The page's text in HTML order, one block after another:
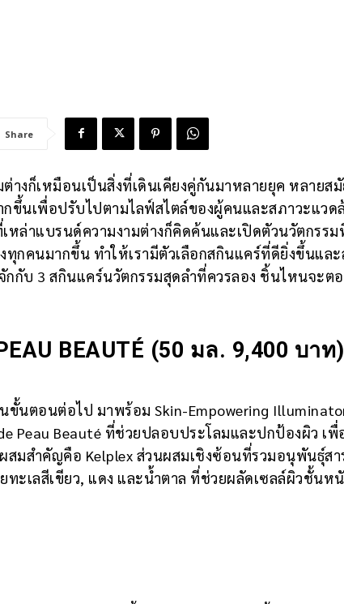
Share
างก็เหมือนเป็นสิ่งที่เดินเคียงคู่กันมาหลายยุค หลายสมั
ขึ้นเพื่อปรับไปตามไลฟ์สไตล์ของผู้คนและสภาวะแวด
ล่าแบรนด์ความงามต่างก็คิดค้นและเปิดตัวนวัตกรรม
กคนมากขึ้น ทำให้เรามีตัวเลือกสกินแคร์ที่ดียิ่งขึ้นและ
กับ 3 สกินแคร์นวัตกรรมสุดลำที่ควรลอง ชิ้นไหนจะต
BEAUTÉ (50 มล. 9,400 บาท)
ขั้นตอนต่อไป มาพร้อม Skin-Empowering
Peau Beauté ที่ช่วยปลอบประโลมและปกป้องผิว เ
สมสำคัญคือ Kelplex ส่วนผสมเชิงซ้อนที่รวมอนุพันธุ์สา
ทะเลสีเขียว, แดง และน้ำตาล ที่ช่วยผลัดเซลล์ผิวชั้นห